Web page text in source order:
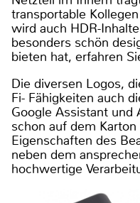
transportable
wird auch HDR-
besonders schön
bieten hat, erfahren
Die diversen Logos,
Fi- Fähigkeiten auch
Google Assistant und
schon auf dem
Eigenschaften des
neben dem
hochwertige